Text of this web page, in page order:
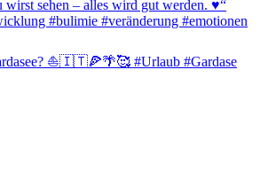
⛵️🇮🇹🍕🌴🥰 #Urlaub #Gardase